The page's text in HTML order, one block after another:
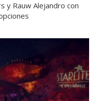
y Rauw Alejandro con